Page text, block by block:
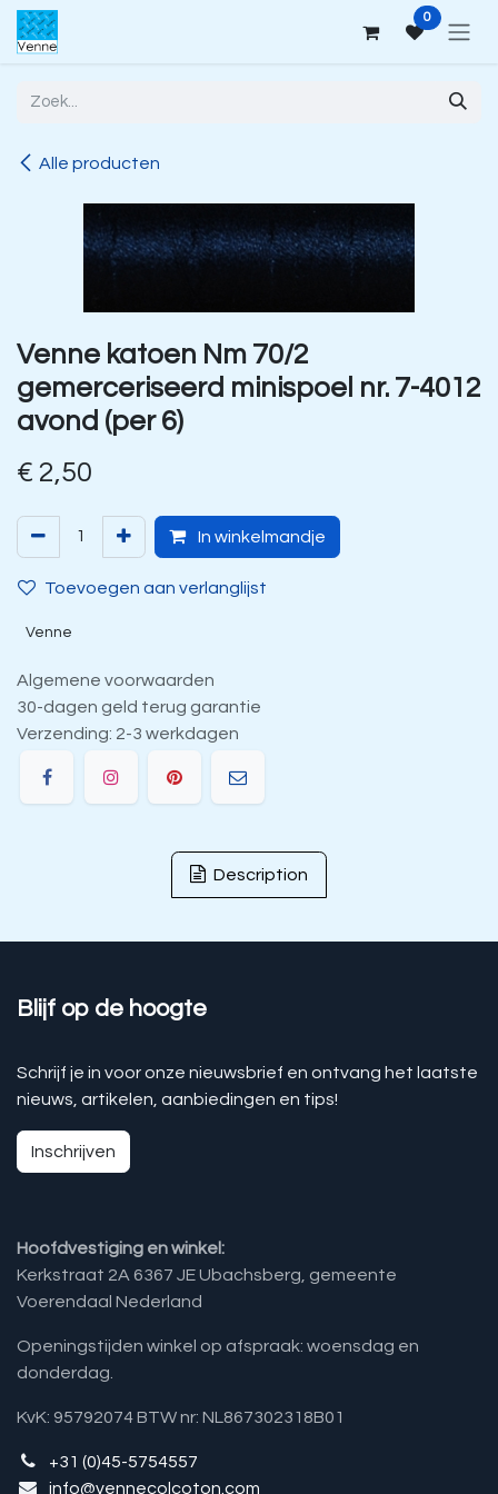
Overslaan naar inhoud 0
Alle producten
Venne katoen Nm 70/2
gemerceriseerd minispoel nr. 7-4012
avond (per 6)
€ 2,50
In winkelmandje
Toevoegen aan verlanglijst
Venne
Algemene voorwaarden
30-dagen geld terug garantie
Verzending: 2-3 werkdagen
Description
Blijf op de hoogte
Schrijf je in voor onze nieuwsbrief en ontvang het laatste
nieuws, artikelen, aanbiedingen en tips!
Inschrijven
Hoofdvestiging en winkel:
Kerkstraat 2A 6367 JE Ubachsberg, gemeente
Voerendaal Nederland
Openingstijden winkel op afspraak: woensdag en
donderdag.
KvK: 95792074 BTW nr: NL867302318B01
+31 (0)45-5754557
info@vennecolcoton.com